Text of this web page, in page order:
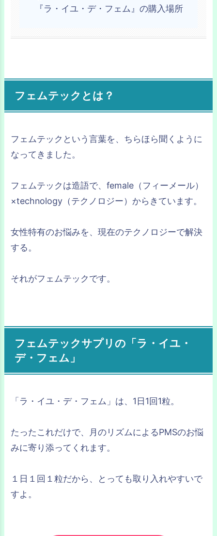
『ラ・イユ・デ・フェム』の購入場所
フェムテックとは？
フェムテックという言葉を、ちらほら聞くように
なってきました。
フェムテックは造語で、female（フィーメール）
×technology（テクノロジー）からきています。
女性特有のお悩みを、現在のテクノロジーで解決
する。
それがフェムテックです。
フェムテックサプリの「ラ・イユ・
デ・フェム」
「ラ・イユ・デ・フェム」は、1日1回1粒。
たったこれだけで、月のリズムによるPMSのお悩
みに寄り添ってくれます。
１日１回１粒だから、とっても取り入れやすいで
すよ。